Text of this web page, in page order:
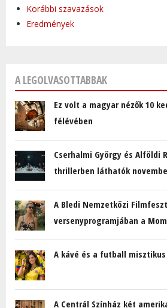
Korábbi szavazások
Eredmények
A LEGOLVASOTTABBAK
Ez volt a magyar nézők 10
félévében
Cserhalmi György és Alföldi
thrillerben láthatók
A Bledi Nemzetközi
versenyprogramjában a
A kávé és a futball
A Centrál Színház két